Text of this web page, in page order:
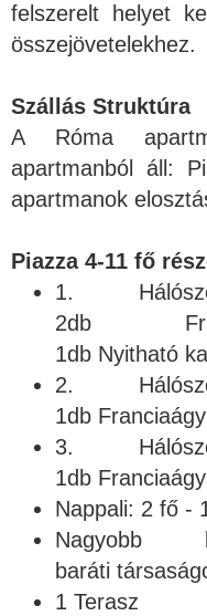
felszerelt helyet
összejövetelekhez.
Szállás Struktúra
A Róma
apartmanból áll:
apartmanok
Piazza 4-11 fő
1.
2db
1db Nyitható
2.
1db
3.
1db
Nappali: 2 fő -
Nagyobb
baráti
1 Terasz